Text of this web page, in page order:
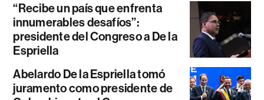
“Recibe un país que enfrenta
innumerables desafíos”:
presidente del Congreso a De la
Espriella
Abelardo De la Espriella tomó
juramento como presidente de